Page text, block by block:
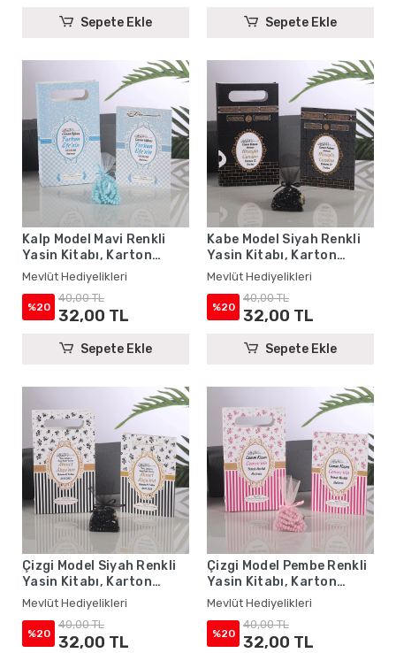
Sepete Ekle Sepete Ekle
Kalp Model Mavi Renkli
Yasin Kitabı, Karton
Çanta ve Tesbih - Mevlüt
Hediyelikleri
Mevlüt Hediyelikleri
%20
40,00 TL
32,00 TL
Sepete Ekle
Kabe Model Siyah Renkli
Yasin Kitabı, Karton
Çanta ve Tesbih - Mevlüt
Hediyelikleri
Mevlüt Hediyelikleri
%20
40,00 TL
32,00 TL
Sepete Ekle
Çizgi Model Siyah Renkli
Yasin Kitabı, Karton
Çanta ve Tesbih - Mevlüt
Hediyelikleri
Mevlüt Hediyelikleri
%20
40,00 TL
32,00 TL
Çizgi Model Pembe Renkli
Yasin Kitabı, Karton
Çanta ve Tesbih - Mevlüt
Hediyelikleri
Mevlüt Hediyelikleri
%20
40,00 TL
32,00 TL